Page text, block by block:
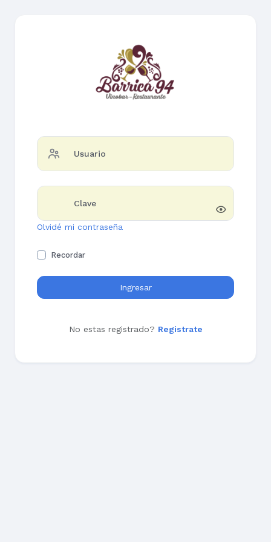
Usuario
Clave
Olvidé mi contraseña
Recordar
Ingresar
No estas registrado? Registrate